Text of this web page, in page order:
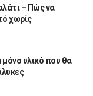
– Πώς να
χωρίς
μόνο υλικό που θα